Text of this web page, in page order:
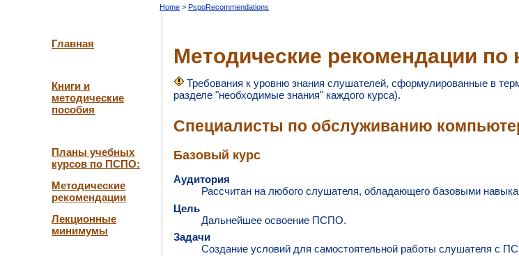
Home PspoRecommendations
Главная
Книги и
методические
пособия
Планы учебных
курсов по ПСПО:
Методические
рекомендации
Лекционные
минимумы
Методические рекомендации
Требования к уровню знания слушателей, сформулированные в
разделе "необходимые знания" каждого курса).
Специалисты по обслуживанию
Базовый курс
Аудитория
Рассчитан на любого слушателя, обладающего базовыми
Цель
Дальнейшее освоение ПСПО.
Задачи
Создание условий для самостоятельной работы слушателя с